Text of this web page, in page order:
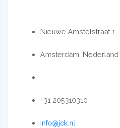
Nieuwe Amstelstraat 1
Amsterdam, Nederland
+31 205310310
info@jck.nl